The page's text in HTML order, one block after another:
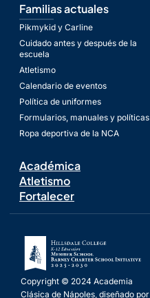
Familias actuales
Pikmykid y Carline
Cuidado antes y después de la
escuela
Atletismo
Calendario de eventos
Política de uniformes
Formularios, manuales y políticas
Ropa deportiva de la NCA
Académica
Atletismo
Fortalecer
Copyright © 2024 Academia
Clásica de Nápoles, diseñado por